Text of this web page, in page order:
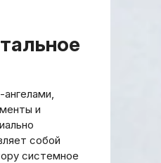
и
собой
системное